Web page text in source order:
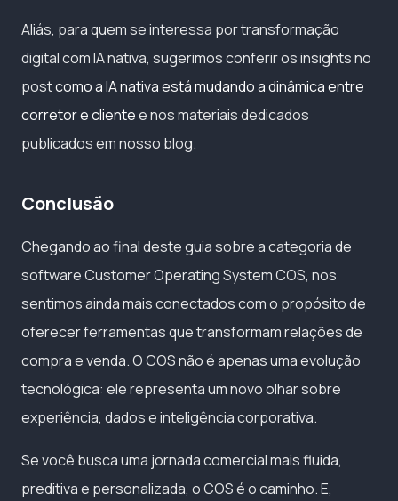
Aliás, para quem se interessa por transformação
digital com IA nativa, sugerimos conferir os insights no
postcomo a IA nativa está mudando a dinâmica entre
corretor e clientee nos materiais dedicados
publicados em nosso blog.
Conclusão
Chegando ao final deste guia sobre a categoria de
software Customer Operating System COS, nos
sentimos ainda mais conectados com o propósito de
oferecer ferramentas que transformam relações de
compra e venda. O COS não é apenas uma evolução
tecnológica: ele representa um novo olhar sobre
experiência, dados e inteligência corporativa.
Se você busca uma jornada comercial mais fluida,
preditiva e personalizada, o COS é o caminho. E,